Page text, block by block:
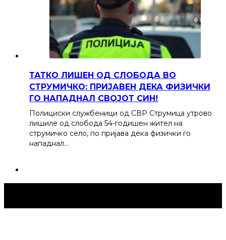
ТАТКО ЛИШЕН ОД СЛОБОДА ВО
СТРУМИЧКО: ПРИЈАВЕН ДЕКА ФИЗИЧКИ
ГО НАПАДНАЛ СВОЈОТ СИН!
Полициски службеници од СВР Струмица утрово
лишиле од слобода 54-годишен жител на
струмичко село, по пријава дека физички го
нападнал…